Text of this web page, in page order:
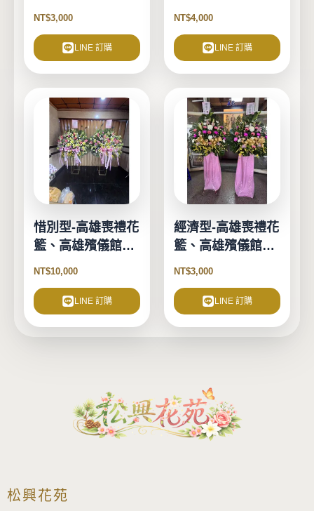
NT$3,000
LINE 訂購
NT$4,000
LINE 訂購
惜別型-高雄喪禮花
籃、高雄殯儀館花
NT$10,000
LINE 訂購
經濟型-高雄喪禮花
籃、高雄殯儀館花
NT$3,000
LINE 訂購
松興花苑